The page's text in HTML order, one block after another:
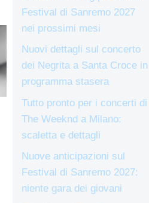
Festival di Sanremo 2027
nei prossimi mesi
Nuovi dettagli sul concerto
dei Negrita a Santa Croce in
programma stasera
Tutto pronto per i concerti di
The Weeknd a Milano:
scaletta e dettagli
Nuove anticipazioni sul
Festival di Sanremo 2027:
niente gara dei giovani